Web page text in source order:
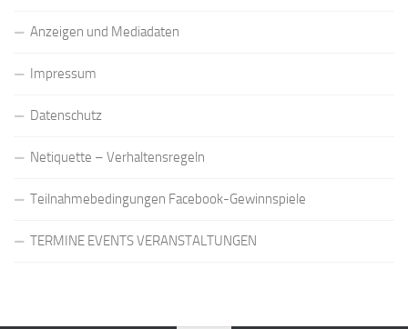
Anzeigen und Mediadaten
Impressum
Datenschutz
Netiquette – Verhaltensregeln
Teilnahmebedingungen Facebook-Gewinnspiele
TERMINE EVENTS VERANSTALTUNGEN